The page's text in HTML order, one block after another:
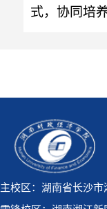
式，协同培
主校区：湖南省长沙